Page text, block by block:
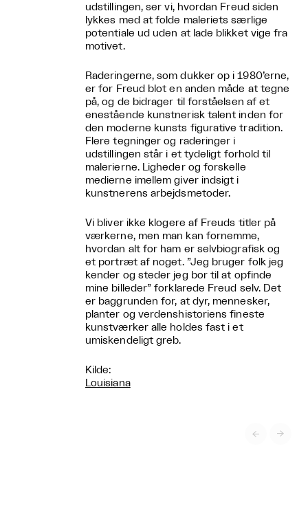
udstillingen, ser vi, hvordan Freud siden
lykkes med at folde maleriets særlige
potentiale ud uden at lade blikket vige fra
motivet.
Raderingerne, som dukker op i 1980’erne,
er for Freud blot en anden måde at tegne
på, og de bidrager til forståelsen af et
enestående kunstnerisk talent inden for
den moderne kunsts figurative tradition.
Flere tegninger og raderinger i
udstillingen står i et tydeligt forhold til
malerierne. Ligheder og forskelle
medierne imellem giver indsigt i
kunstnerens arbejdsmetoder.
Vi bliver ikke klogere af Freuds titler på
værkerne, men man kan fornemme,
hvordan alt for ham er selvbiografisk og
et portræt af noget. ”Jeg bruger folk jeg
kender og steder jeg bor til at opfinde
mine billeder” forklarede Freud selv. Det
er baggrunden for, at dyr, mennesker,
planter og verdenshistoriens fineste
kunstværker alle holdes fast i et
umiskendeligt greb.
Kilde:
Louisiana
 